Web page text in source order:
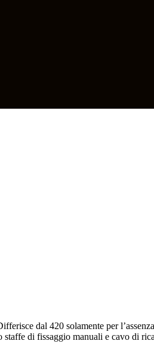
dal 420 solamente per
di fissaggio manuali e cavo di